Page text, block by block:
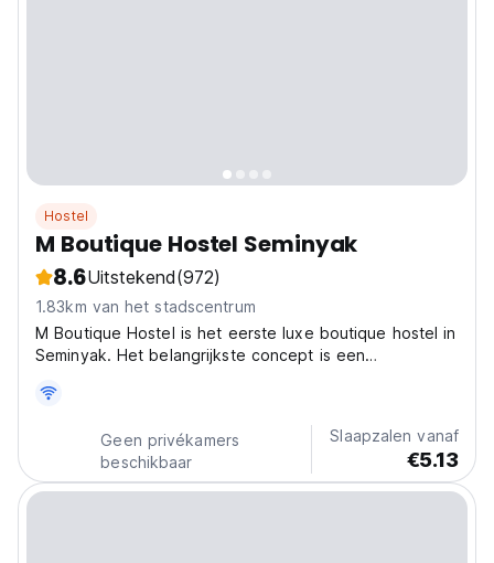
Hostel
M Boutique Hostel Seminyak
8.6Uitstekend(972)
1.83km van het stadscentrum
M Boutique Hostel is het eerste luxe boutique hostel in
Seminyak. Het belangrijkste concept is een
een warme en ontspannen sfeer biedt voor iedereen.
Geen privékamers
beschikbaar
Slaapzalen vanaf
€5.13